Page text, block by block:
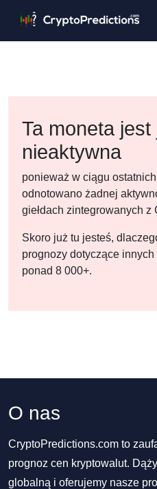
Ta moneta jest
nieaktywna
ponieważ w ciągu
odnotowano żadnej
giełdach zintegrowanych z
Skoro już tu jesteś,
prognozy dotyczące
ponad 8 000+.
O nas
CryptoPredictions.com to
prognoz cen kryptowalut.
globalną i oferujemy nasze